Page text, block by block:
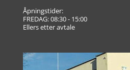
Åpningstider:
FREDAG: 08:30 - 15:00
Ellers etter avtale